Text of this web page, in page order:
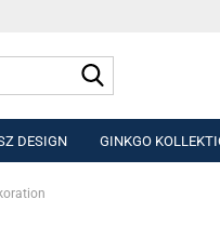
DESIGN GINKGO